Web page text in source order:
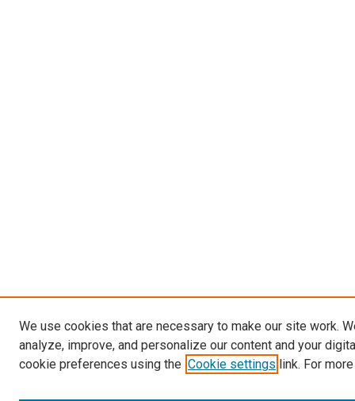
We use cookies that are necessary to make our site work.
analyze, improve, and personalize our content and your
cookie preferences using the Cookie settings link. For